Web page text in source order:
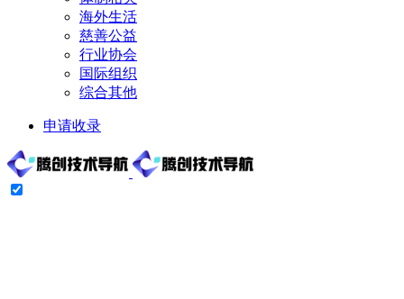
海外生活
慈善公益
行业协会
国际组织
综合其他
申请收录